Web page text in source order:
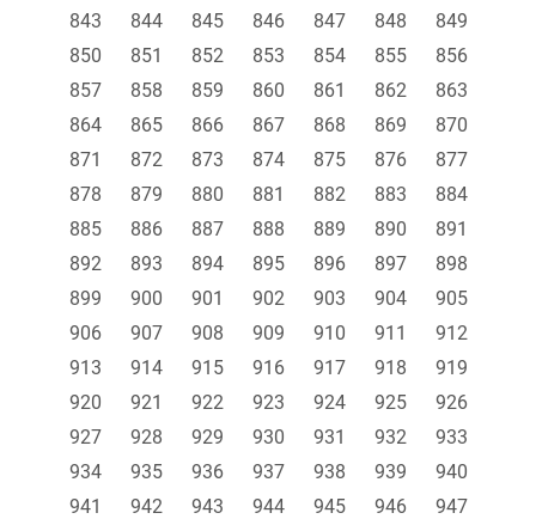
843
844 845 846 847 848
849
850
851 852 853 854 855
856
857
858 859 860 861 862
863
864
865 866 867 868 869
870
871
872 873 874 875 876
877
878
879 880 881 882 883
884
885
886 887 888 889 890
891
892
893 894 895 896 897
898
899
900 901 902 903 904
905
906
907 908 909 910 911
912
913
914 915 916 917 918
919
920
921 922 923 924 925
926
927
928 929 930 931 932
933
934
935 936 937 938 939
940
941
942 943 944 945 946
947